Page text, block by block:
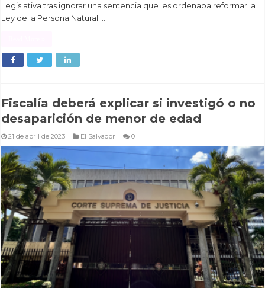
Legislativa tras ignorar una sentencia que les ordenaba reformar la
Ley de la Persona Natural …
Fiscalía deberá explicar si investigó o no
desaparición de menor de edad
21 de abril de 2023 El Salvador 0